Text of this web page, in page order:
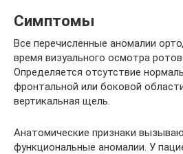
Симптомы
Все перечисленные аномалии
время визуального осмотра
Определяется отсутствие
фронтальной или боковой
вертикальная щель.
Анатомические признаки
функциональные аномалии. У